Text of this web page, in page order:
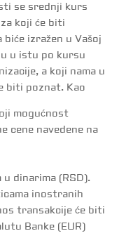
se srednji kurs
koji će biti
izražen u Vašoj
u istu po kursu
a koji nama u
biti poznat. Kao
mogućnost
cene navedene na
dinarima (RSD).
inostranih
transakcije će biti
Banke (EUR)